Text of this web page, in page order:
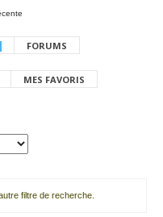
FORUMS
MES FAVORIS
filtre de recherche.